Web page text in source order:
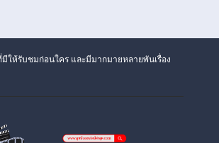
ให้รับชมก่อนใคร และมีมากมายหลายพันเรื่อง